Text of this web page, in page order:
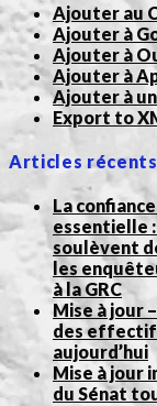
Ajouter au
Ajouter à
Ajouter à
Ajouter à
Ajouter à
Export to
Articles récents
La
essentielle :
soulèvent
les
à la GRC
Mise à jour
des
aujourd’hui
Mise à jour
du Sénat